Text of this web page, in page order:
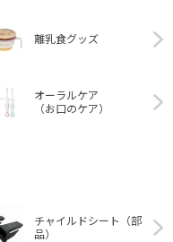
離乳食グッズ
オーラルケア
（お口のケア）
チャイルドシート（部
品）